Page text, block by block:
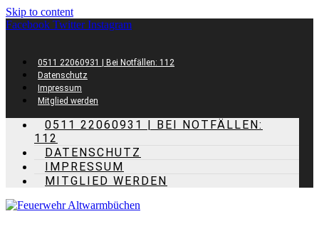
Skip to content
Facebook Twitter Instagram
0511 22060931 | Bei Notfällen: 112
Datenschutz
Impressum
Mitglied werden
0511 22060931 | BEI NOTFÄLLEN:
112
DATENSCHUTZ
IMPRESSUM
MITGLIED WERDEN